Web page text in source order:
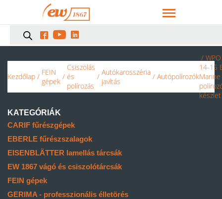
  
Kezdőlap / FEIN
gépek /
Csiszolás
és
polírozás
/ Autókarosszéria
javítás
/ Autópolírozók
/ WPO
14-15
Marine
készlet
KATEGÓRIÁK
CARIF fűrészgépek
EBERLE fűrészszalagok
EISENBLÄTTER lamellás tárcsák
EW 1867 vágó és csiszolótárcsák
FEIN gépek
GERIMA - professzionális élletörés